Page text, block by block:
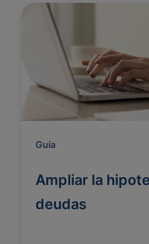
Guía
Ampliar la
deudas